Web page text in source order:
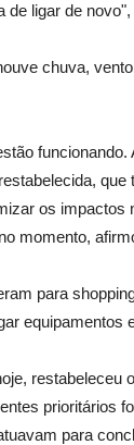
ligar de
chuva,
os
momento,
para
equipamentos
prioritários
para